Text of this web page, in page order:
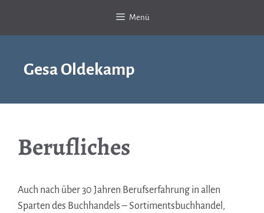
springen
Menü
Gesa Oldekamp
Berufliches
Auch nach über 30 Jahren Berufserfahrung in allen
Sparten des Buchhandels – Sortimentsbuchhandel,